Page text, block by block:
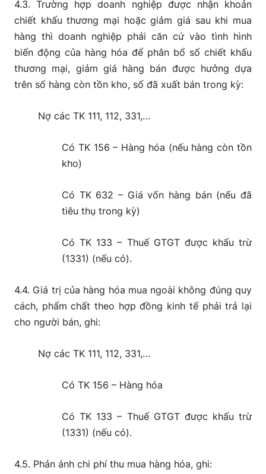
4.3. Trường hợp doanh nghiệp được nhận khoản
chiết khấu thương mại hoặc giảm giá sau khi mua
hàng thì doanh nghiệp phải căn cứ vào tình hình
biến động của hàng hóa để phân bổ số chiết khấu
thương mại, giảm giá hàng bán được hưởng dựa
trên số hàng còn tồn kho, số đã xuất bán trong kỳ:
Nợ các TK 111, 112, 331,…
Có TK 156 – Hàng hóa (nếu hàng còn tồn
kho)
Có TK 632 – Giá vốn hàng bán (nếu đã
tiêu thụ trong kỳ)
Có TK 133 – Thuế GTGT được khấu trừ
(1331) (nếu có).
4.4. Giá trị của hàng hóa mua ngoài không đúng quy
cách, phẩm chất theo hợp đồng kinh tế phải trả lại
cho người bán, ghi:
Nợ các TK 111, 112, 331,…
Có TK 156 – Hàng hóa
Có TK 133 – Thuế GTGT được khấu trừ
(1331) (nếu có).
4.5. Phản ánh chi phí thu mua hàng hóa, ghi: